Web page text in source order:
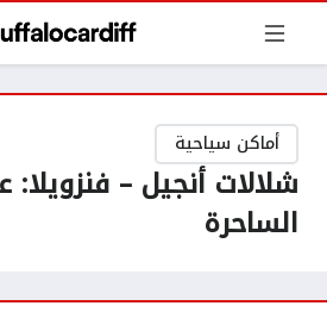
أماكن سياحية
شلالات أنجيل –
الساحرة